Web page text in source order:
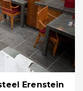
Erenstein